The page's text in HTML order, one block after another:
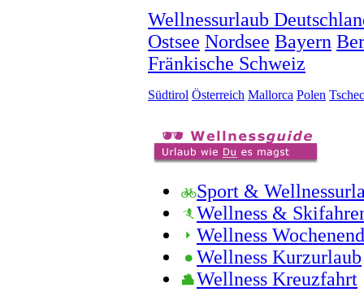
Wellnessurlaub
Ostsee Nordsee Bayern
Fränkische Schweiz
Südtirol Österreich Mallorca Polen
Sport &
Wellness &
Wellness
Wellness Kurzurlaub
Wellness Kreuzfahrt